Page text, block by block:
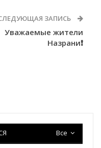
ЗАПИСЬ
Уважаемые жители
Назрани❗️
Все